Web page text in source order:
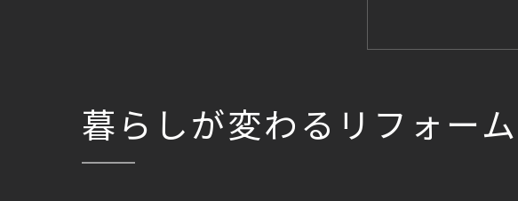
理想を形
実例から
水回り刷新
リフォ
暮らしが変わるリフォー